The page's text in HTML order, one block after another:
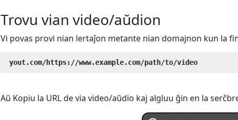
Trovu vian video/aŭdion
Vi povas provi nian lertaĵon metante nian domajnon kun la
yout.com/https://www.example.com/path/to/video
Aŭ Kopiu la URL de via video/aŭdio kaj algluu ĝin en la